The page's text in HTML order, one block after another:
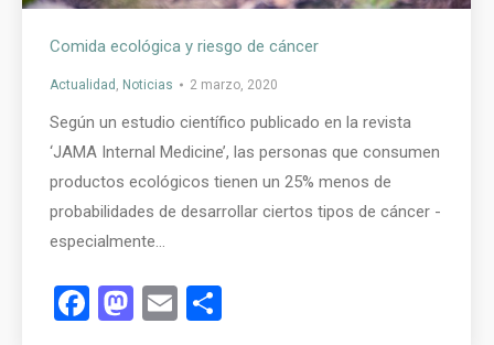
Comida ecológica y riesgo de cáncer
Actualidad Noticias 2 marzo, 2020
Según un estudio científico publicado en la revista
‘JAMA Internal Medicine’, las personas que consumen
productos ecológicos tienen un 25% menos de
probabilidades de desarrollar ciertos tipos de cáncer -
especialmente…
Facebook
Mastodon
Email